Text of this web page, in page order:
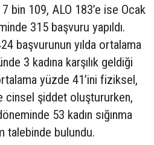
bin 109, ALO 183’e ise Ocak
315 başvuru yapıldı.
başvurunun yılda ortalama
3 kadına karşılık geldiği
yüzde 41’ini fiziksel,
cinsel şiddet oluştururken,
53 kadın sığınma
talebinde bulundu.